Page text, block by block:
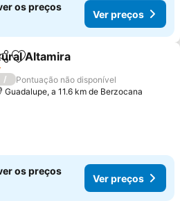
os preços
Ver preços
Adicionar aos favoritos
Altamira
/
Pontuação não disponível
Guadalupe, a 11.6 km de Berzocana
os preços
Ver preços